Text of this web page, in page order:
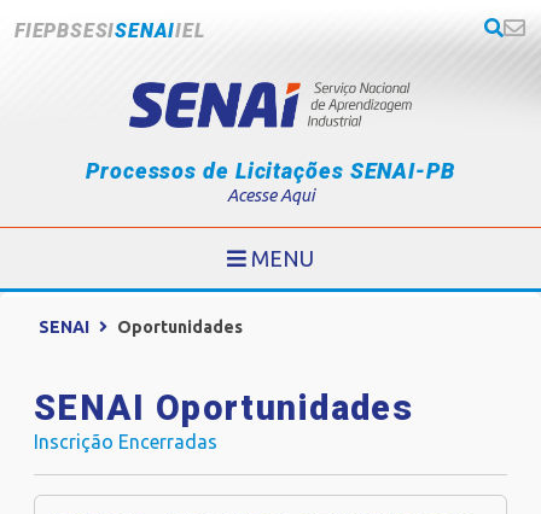
FIEPBSESISENAIIEL
Processos de Licitações SENAI-PB
Acesse Aqui
MENU
SENAI Oportunidades
SENAI Oportunidades
Inscrição Encerradas